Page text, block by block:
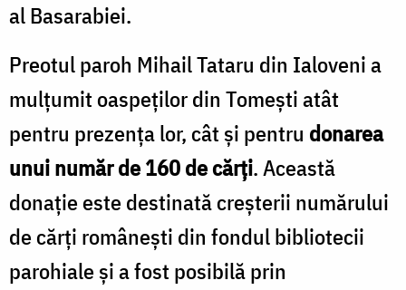
al Basarabiei.
Preotul paroh Mihail Tataru din Ialoveni a
mulțumit oaspeților din Tomești atât
pentru prezența lor, cât și pentru donarea
unui număr de 160 de cărți. Această
donație este destinată creșterii numărului
de cărți românești din fondul bibliotecii
parohiale și a fost posibilă prin